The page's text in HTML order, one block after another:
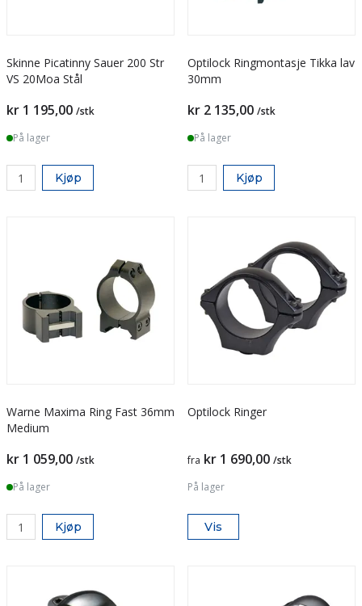
Skinne Picatinny Sauer 200 Str
VS 20Moa Stål
kr 1 195,00 /stk
På lager
Kjøp
Optilock Ringmontasje Tikka lav
30mm
kr 2 135,00 /stk
På lager
Kjøp
Warne Maxima Ring Fast 36mm
Medium
kr 1 059,00 /stk
På lager
Kjøp
Optilock Ringer
fra kr 1 690,00 /stk
På lager
Vis